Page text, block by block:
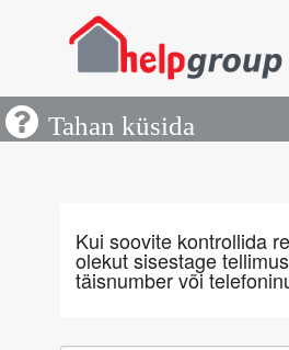
Tahan küsida
Päring
Sisestage oma e-posti
E-posti aadress peab
õiges formaadis
Upload
Kui soovite kontrollida
olekut sisestage
täisnumber või